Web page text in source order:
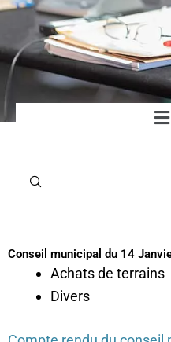
Conseil municipal du 14
Achats de terrains
Divers